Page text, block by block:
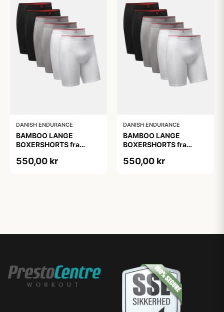
DANISH ENDURANCE
BAMBOO LANGE
BOXERSHORTS fra
Sort/Rød | Grå | Hvid 6-
550,00 kr
DANISH ENDURANCE
BAMBOO LANGE
BOXERSHORTS fra
Sort/Rød | Grå | Hvid 6-
550,00 kr